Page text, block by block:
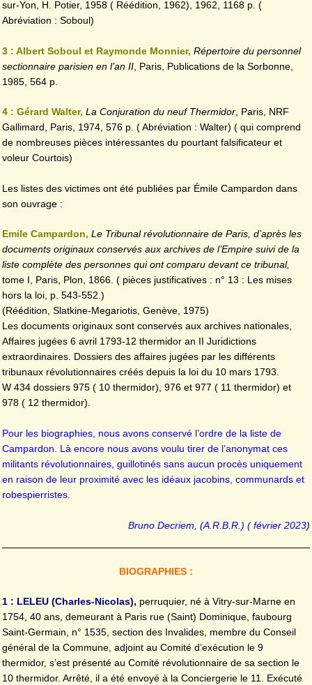
sur-Yon, H. Potier, 1958 ( Réédition, 1962), 1962, 1168 p. (
Abréviation : Soboul)
3 : Albert Soboul et Raymonde Monnier, Répertoire du personnel
sectionnaire parisien en l’an II , Paris, Publications de la Sorbonne,
1985, 564 p.
4 : Gérard Walter, La Conjuration du neuf Thermidor, Paris, NRF
Gallimard, Paris, 1974, 576 p. ( Abréviation : Walter) ( qui comprend
de nombreuses pièces intéressantes du pourtant falsificateur et
voleur Courtois)
Les listes des victimes ont été publiées par Émile Campardon dans
son ouvrage :
Emile Campardon, Le Tribunal révolutionnaire de Paris, d’après les
documents originaux conservés aux archives de l’Empire suivi de la
liste complète des personnes qui ont comparu devant ce tribunal,
tome I, Paris, Plon, 1866. ( pièces justificatives : n° 13 : Les mises
hors la loi, p. 543-552.)
(Réédition, Slatkine-Megariotis, Genève, 1975)
Les documents originaux sont conservés aux archives nationales,
Affaires jugées 6 avril 1793-12 thermidor an II Juridictions
extraordinaires. Dossiers des affaires jugées par les différents
tribunaux révolutionnaires créés depuis la loi du 10 mars 1793.
W 434 dossiers 975 ( 10 thermidor), 976 et 977 ( 11 thermidor) et
978 ( 12 thermidor).
Pour les biographies, nous avons conservé l’ordre de la liste de
Campardon. Là encore nous avons voulu tirer de l’anonymat ces
militants révolutionnaires, guillotinés sans aucun procès uniquement
en raison de leur proximité avec les idéaux jacobins, communards et
robespierristes.
Bruno Decriem, (A.R.B.R.) ( février 2023)
BIOGRAPHIES :
1 : LELEU (Charles-Nicolas), perruquier, né à Vitry-sur-Marne en
1754, 40 ans, demeurant à Paris rue (Saint) Dominique, faubourg
Saint-Germain, n° 1535, section des Invalides, membre du Conseil
général de la Commune, adjoint au Comité d’exécution le 9
thermidor, s’est présenté au Comité révolutionnaire de sa section le
10 thermidor. Arrêté, il a été envoyé à la Conciergerie le 11. Exécuté